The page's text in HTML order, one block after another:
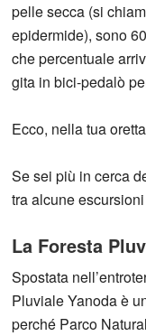
pelle secca (si
epidermide), sono
che percentuale
gita in bici-pedalò
Ecco, nella tua
Se sei più in cerca
tra alcune
La Foresta
Spostata
Pluviale Yanoda è
perché Parco